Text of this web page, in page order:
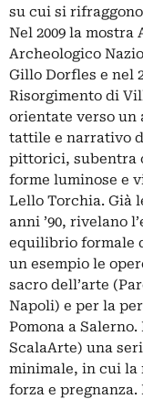
su cui si
Nel 2009 la mostra
Archeologico
Gillo Dorfles e nel
Risorgimento di
orientate verso
tattile e narrativo
pittorici, subentra
forme luminose e
Lello Torchia. Già
anni ’90, rivelano
equilibrio formale
un esempio le
sacro dell’arte
Napoli) e per la
Pomona a
ScalaArte) una
minimale, in cui la
forza e